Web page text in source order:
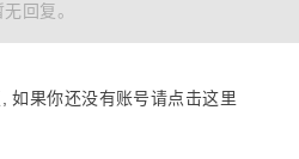
无回复。
如果你还没有账号请点击这里